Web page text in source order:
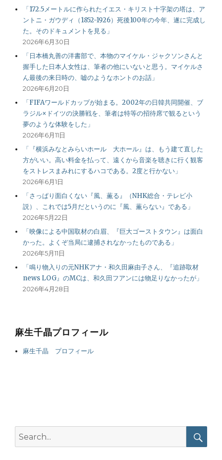
「172.5メートルに作られたイエス・キリスト十字架の塔は、ア
ントニ・ガウディ（1852-1926）死後100年の今年、遂に完成し
た。そのドキュメントを見る」
2026年6月30日
「日本橋丸善の洋書部で、本物のマイケル・ジャクソンさんと
握手した日本人女性は、筆者の他にいないと思う。マイケルさ
ん最後の来日時の、嘘のようなホントのお話」
2026年6月20日
「FIFAワールドカップが始まる。2002年の日韓共同開催、ブ
ラジル×ドイツの決勝戦を、筆者は特等の招待席で観るという
夢のような体験をした」
2026年6月11日
「『横浜みなとみらいホール 大ホール』は、もう建て直した
方がいい。高い料金を払って、遠くから音楽を聴きに行く観客
をストレスまみれにするハコである。2度と行かない」
2026年6月1日
「さっぱり面白くない『風、薫る』（NHK総合・テレビ小
説）、これでは5月だというのに『風、薫らない』である」
2026年5月22日
「映像による中国取材の白眉、『巨大ゴーストタウン』は面白
かった。よくぞ当局に逮捕されなかったものである」
2026年5月11日
「鳴り物入りの元NHKアナ・和久田麻由子さん、『追跡取材
news LOG』のMCは、和久田フアンには物足りなかったが」
2026年4月28日
麻生千晶プロフィール
麻生千晶 プロフィール
for: